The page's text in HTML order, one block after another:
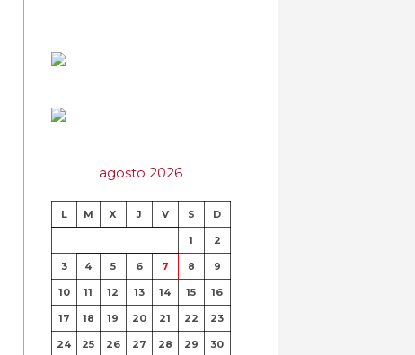
agosto 2026
L M X J V S D
1 2
3 4 5 6 7 8 9
10 11 12 13 14 15 16
17 18 19 20 21 22 23
24 25 26 27 28 29 30